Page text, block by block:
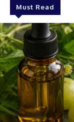
Must Read